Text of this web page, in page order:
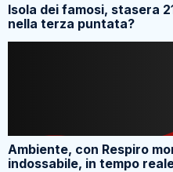
Isola dei famosi, stasera
nella terza puntata?
Ambiente, con Respiro
indossabile, in tempo